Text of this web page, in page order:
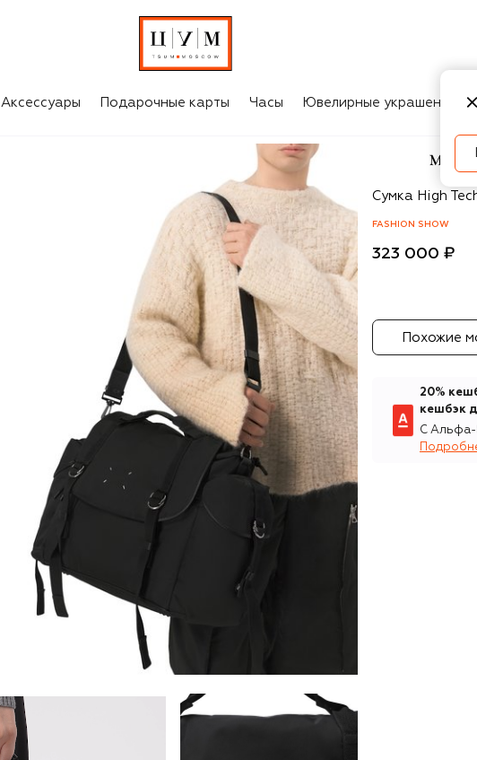
Аксессуары Подарочные карты Часы Ювелирные украшения
Maison
Сумка High
FASHION SHOW
323 000 ₽
Похожие
20%
кешбэк
С Альфа-